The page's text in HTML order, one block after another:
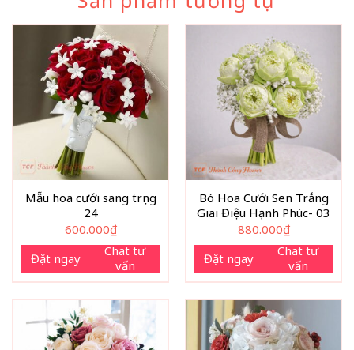
Mẫu hoa cưới sang trọng
24
600.000₫
Đặt ngay
Chat tư
vấn
Bó Hoa Cưới Sen Trắng
Giai Điệu Hạnh Phúc- 03
880.000₫
Đặt ngay
Chat tư
vấn